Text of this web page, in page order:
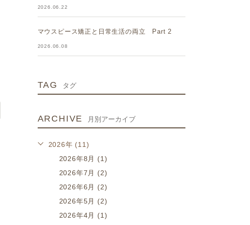
2026.06.22
マウスピース矯正と日常生活の両立 Part 2
2026.06.08
TAG タグ
ARCHIVE 月別アーカイブ
2026年 (11)
2026年8月 (1)
2026年7月 (2)
2026年6月 (2)
2026年5月 (2)
2026年4月 (1)